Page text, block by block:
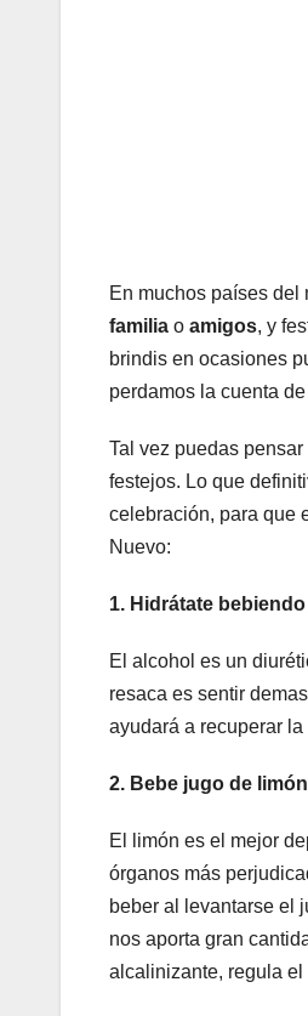
En muchos países del
familia o amigos, y
brindis en ocasiones
perdamos la cuenta
Tal vez puedas
festejos. Lo que
celebración, para que
Nuevo:
1. Hidrátate
El alcohol es un
resaca es sentir
ayudará a recuperar
2. Bebe jugo de
El limón es el mejor
órganos más
beber al levantarse el
nos aporta gran
alcalinizante, regula